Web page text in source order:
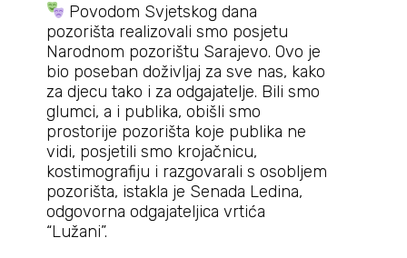
Povodom Svjetskog dana
pozorišta realizovali smo posjetu
Narodnom pozorištu Sarajevo. Ovo je
bio poseban doživljaj za sve nas, kako
za djecu tako i za odgajatelje. Bili smo
glumci, a i publika, obišli smo
prostorije pozorišta koje publika ne
vidi, posjetili smo krojačnicu,
kostimografiju i razgovarali s osobljem
pozorišta, istakla je Senada Ledina,
odgovorna odgajateljica vrtića
“Lužani”.